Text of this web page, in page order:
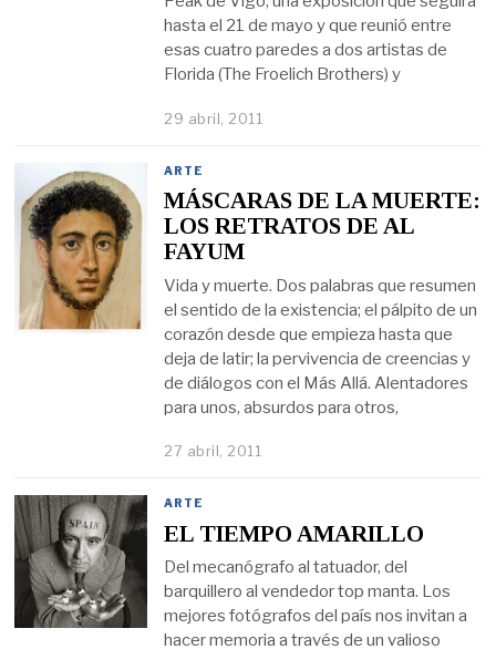
hasta el 21 de mayo y que reunió entre
esas cuatro paredes a dos artistas de
Florida (The Froelich Brothers) y
29 abril, 2011
ARTE
MÁSCARAS DE LA MUERTE:
LOS RETRATOS DE AL
FAYUM
Vida y muerte. Dos palabras que resumen
el sentido de la existencia; el pálpito de un
corazón desde que empieza hasta que
deja de latir; la pervivencia de creencias y
de diálogos con el Más Allá. Alentadores
para unos, absurdos para otros,
27 abril, 2011
ARTE
EL TIEMPO AMARILLO
Del mecanógrafo al tatuador, del
barquillero al vendedor top manta. Los
mejores fotógrafos del país nos invitan a
hacer memoria a través de un valioso